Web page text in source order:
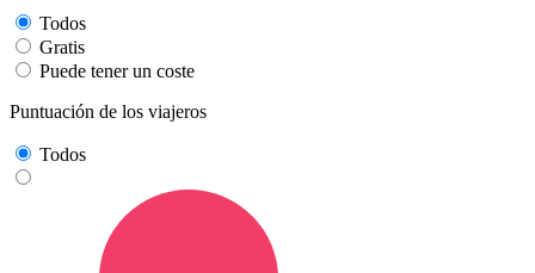
Todos
Gratis
Puede tener un coste
Puntuación de los viajeros
Todos